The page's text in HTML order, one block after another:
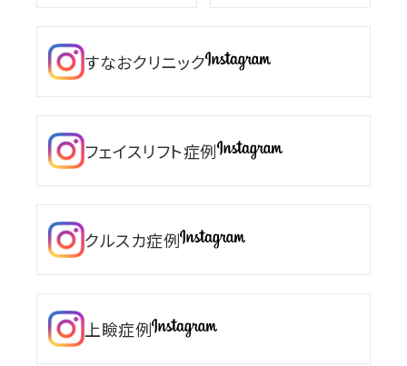
すなおクリニック
フェイスリフト症例
クルスカ症例
上瞼症例